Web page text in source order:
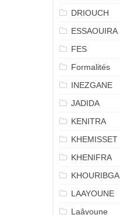
DRIOUCH
ESSAOUIRA
FES
Formalités
INEZGANE
JADIDA
KENITRA
KHEMISSET
KHENIFRA
KHOURIBGA
LAAYOUNE
Laâyoune